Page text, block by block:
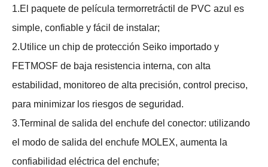
1.El paquete de película termorretráctil de PVC azul es
simple, confiable y fácil de instalar;
2.Utilice un chip de protección Seiko importado y
FETMOSF de baja resistencia interna, con alta
estabilidad, monitoreo de alta precisión, control preciso,
para minimizar los riesgos de seguridad.
3.Terminal de salida del enchufe del conector: utilizando
el modo de salida del enchufe MOLEX, aumenta la
confiabilidad eléctrica del enchufe;